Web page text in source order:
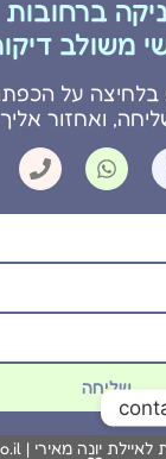
ברחובות
משולב
בלחיצה על
ואחזור
שליחה